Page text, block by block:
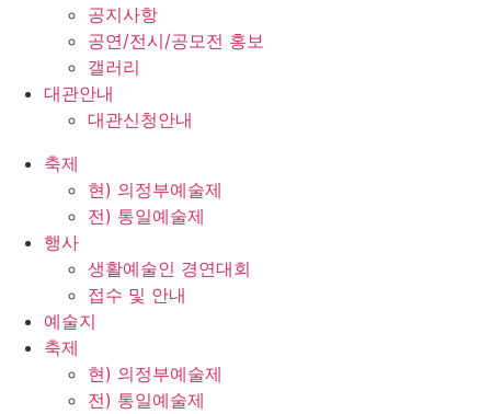
공지사항
공연/전시/공모전 홍보
갤러리
대관안내
대관신청안내
축제
현) 의정부예술제
전) 통일예술제
행사
생활예술인 경연대회
접수 및 안내
예술지
축제
현) 의정부예술제
전) 통일예술제